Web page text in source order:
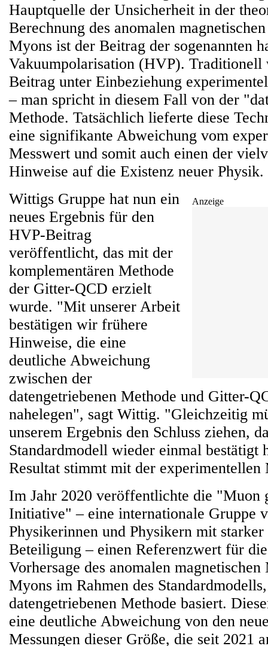
Hauptquelle der Unsicherheit in der
Berechnung des anomalen
Myons ist der Beitrag der sogenannten
Vakuumpolarisation (HVP). Traditionell
Beitrag unter Einbeziehung
– man spricht in diesem Fall von der
Methode. Tatsächlich lieferte diese
eine signifikante Abweichung vom
Messwert und somit auch einen der
Hinweise auf die Existenz neuer Physik.
Anzeige
Wittigs Gruppe hat nun ein
neues Ergebnis für den
HVP-Beitrag
veröffentlicht, das mit der
komplementären Methode
der Gitter-QCD erzielt
wurde. "Mit unserer Arbeit
bestätigen wir frühere
Hinweise, die eine
deutliche Abweichung
zwischen der
datengetriebenen Methode und Gitter-
nahelegen", sagt Wittig. "Gleichzeitig
unserem Ergebnis den Schluss ziehen,
Standardmodell wieder einmal bestätigt
Resultat stimmt mit der experimentellen
Im Jahr 2020 veröffentlichte die "Muon
Initiative" – eine internationale Gruppe
Physikerinnen und Physikern mit
Beteiligung – einen Referenzwert für
Vorhersage des anomalen magnetischen
Myons im Rahmen des
datengetriebenen Methode basiert.
eine deutliche Abweichung von den
Messungen dieser Größe, die seit 2021